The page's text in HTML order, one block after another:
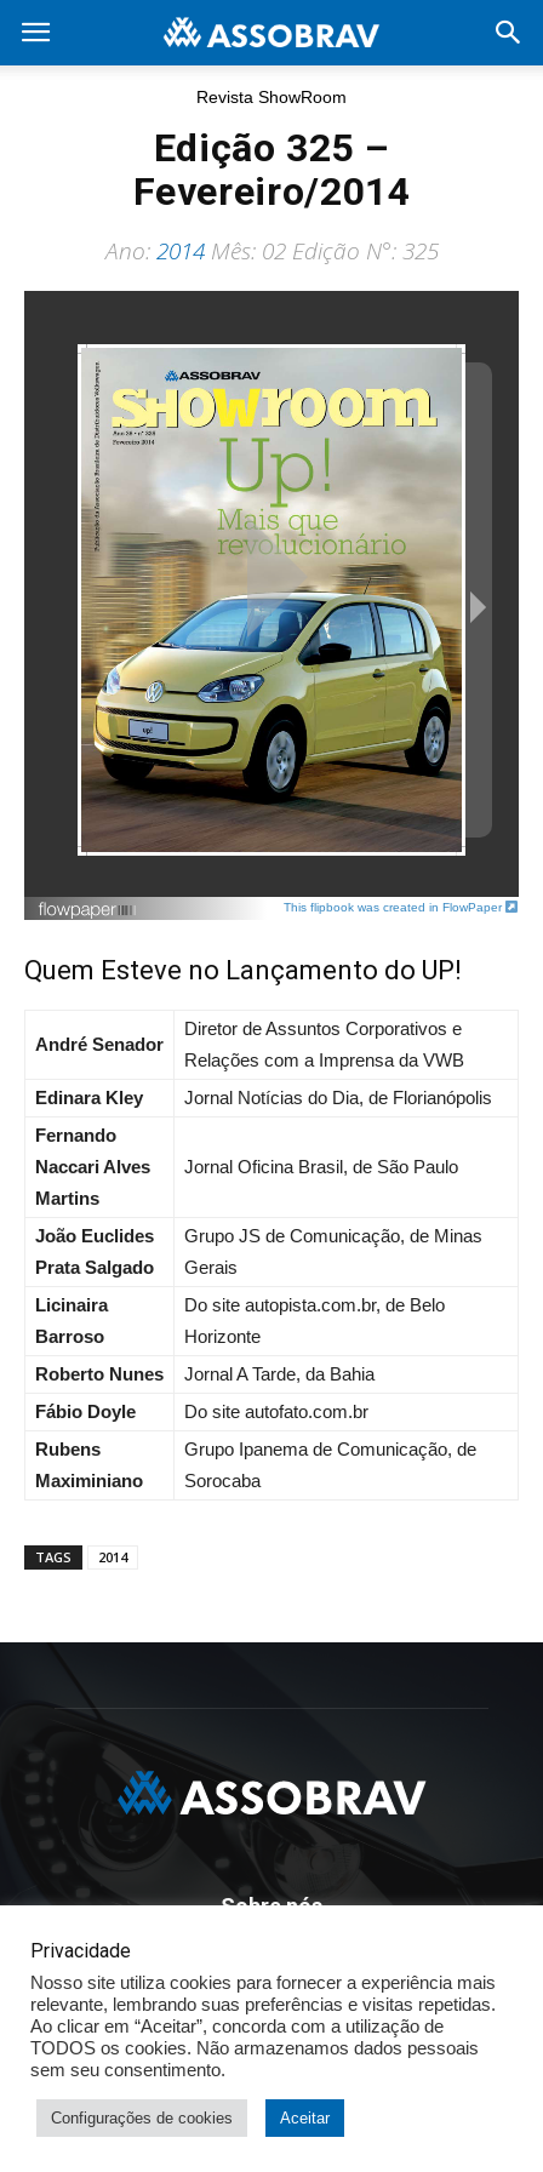
Revista ShowRoom
Edição 325 –
Fevereiro/2014
Ano:2014Mês: 02 Edição N°: 325
This flipbook was created in FlowPaper
Quem Esteve no Lançamento do UP!
André Senador
Diretor de Assuntos Corporativos e
Relações com a Imprensa da VWB
Edinara Kley
Jornal Notícias do Dia, de Florianópolis
Fernando
Naccari Alves
Martins
Jornal Oficina Brasil, de São Paulo
João Euclides
Prata Salgado
Grupo JS de Comunicação, de Minas
Gerais
Licinaira
Barroso
Do site autopista.com.br, de Belo
Horizonte
Roberto Nunes
Jornal A Tarde, da Bahia
Fábio Doyle
Do site autofato.com.br
Rubens
Maximiniano
Grupo Ipanema de Comunicação, de
Sorocaba
TAGS 2014
Sobre nós
ASSOBRAV - Associação Brasileira Dos Distribuidores
Volkswagen
Av. José Maria Whitaker n° 603 - Mirandópolis - São Paulo - SP
- CEP: 04057.900 - Fone: (11) - 5078.5400
Política de Privacidade
© ASSOBRAV 2025 - Todos os direitos reservados
Privacidade
Nosso site utiliza cookies para fornecer a experiência mais
relevante, lembrando suas preferências e visitas repetidas.
Ao clicar em “Aceitar”, concorda com a utilização de
TODOS os cookies. Não armazenamos dados pessoais
sem seu consentimento.
Configurações de cookies Aceitar